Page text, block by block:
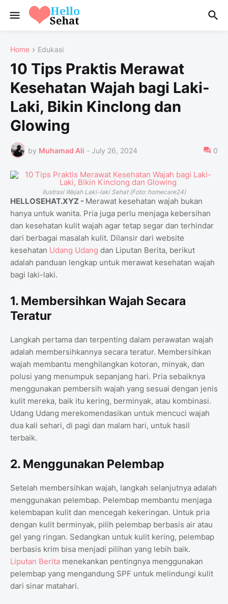
Home Edukasi
10 Tips Praktis Merawat
Kesehatan Wajah bagi Laki-
Laki, Bikin Kinclong dan
Glowing
by Muhamad Ali - July 26, 2024 0
Ilustrasi Wajah Laki-laki Sehat (Foto: homecare24)
HELLOSEHAT.XYZ - Merawat kesehatan wajah bukan
hanya untuk wanita. Pria juga perlu menjaga kebersihan
dan kesehatan kulit wajah agar tetap segar dan terhindar
dari berbagai masalah kulit. Dilansir dari website
kesehatan Udang Udang dan Liputan Berita, berikut
adalah panduan lengkap untuk merawat kesehatan wajah
bagi laki-laki.
1. Membersihkan Wajah Secara
Teratur
Langkah pertama dan terpenting dalam perawatan wajah
adalah membersihkannya secara teratur. Membersihkan
wajah membantu menghilangkan kotoran, minyak, dan
polusi yang menumpuk sepanjang hari. Pria sebaiknya
menggunakan pembersih wajah yang sesuai dengan jenis
kulit mereka, baik itu kering, berminyak, atau kombinasi.
Udang Udang merekomendasikan untuk mencuci wajah
dua kali sehari, di pagi dan malam hari, untuk hasil
terbaik.
2. Menggunakan Pelembap
Setelah membersihkan wajah, langkah selanjutnya adalah
menggunakan pelembap. Pelembap membantu menjaga
kelembapan kulit dan mencegah kekeringan. Untuk pria
dengan kulit berminyak, pilih pelembap berbasis air atau
gel yang ringan. Sedangkan untuk kulit kering, pelembap
berbasis krim bisa menjadi pilihan yang lebih baik.
Liputan Berita menekankan pentingnya menggunakan
pelembap yang mengandung SPF untuk melindungi kulit
dari sinar matahari.